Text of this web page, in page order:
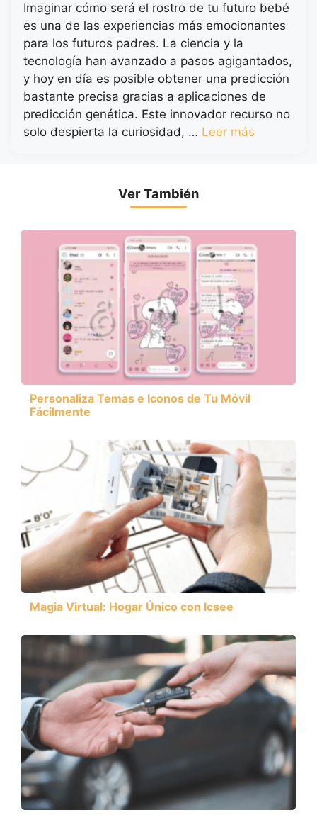
Imaginar cómo será el rostro de tu futuro bebé
es una de las experiencias más emocionantes
para los futuros padres. La ciencia y la
tecnología han avanzado a pasos agigantados,
y hoy en día es posible obtener una predicción
bastante precisa gracias a aplicaciones de
predicción genética. Este innovador recurso no
solo despierta la curiosidad, … Leer más
Ver También
Personaliza Temas e Iconos de Tu Móvil
Fácilmente
Magia Virtual: Hogar Único con Icsee